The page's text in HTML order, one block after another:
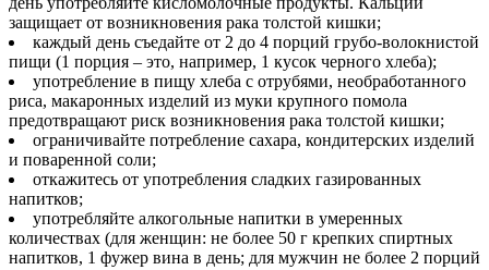
защищает от возникновения рака толстой кишки;
каждый день съедайте от 2 до 4 порций грубо-волокнистой
пищи (1 порция – это, например, 1 кусок черного хлеба);
употребление в пищу хлеба с отрубями, необработанного
риса, макаронных изделий из муки крупного помола
предотвращают риск возникновения рака толстой кишки;
ограничивайте потребление сахара, кондитерских изделий
и поваренной соли;
откажитесь от употребления сладких газированных
напитков;
употребляйте алкогольные напитки в умеренных
количествах (для женщин: не более 50 г крепких спиртных
напитков, 1 фужер вина в день; для мужчин не более 2 порций